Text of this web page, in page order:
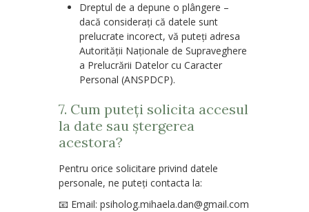
Dreptul de a depune o plângere –
dacă considerați că datele sunt
prelucrate incorect, vă puteți adresa
Autorității Naționale de Supraveghere
a Prelucrării Datelor cu Caracter
Personal (ANSPDCP).
7. Cum puteți solicita accesul
la date sau ștergerea
acestora?
Pentru orice solicitare privind datele
personale, ne puteți contacta la:
📧 Email: psiholog.mihaela.dan@gmail.com